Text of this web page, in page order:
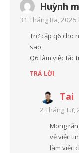
Huỳnh
31 Tháng Ba, 2025
Trợ cấp q6 cho
sao,
Q6 làm việc tắc
TRẢ LỜI
Tai
2 Tháng Tư,
Mong
về việc
làm việc